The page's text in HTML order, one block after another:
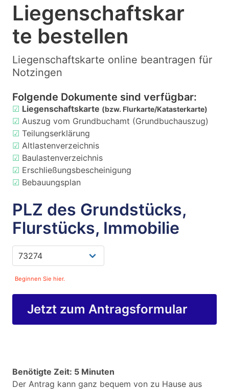
Liegenschaftskar
te bestellen
Liegenschaftskarte online beantragen für
Notzingen
Folgende Dokumente sind verfügbar:
☑ Liegenschaftskarte (bzw. Flurkarte/Katasterkarte)
☑ Auszug vom Grundbuchamt (Grundbuchauszug)
☑ Teilungserklärung
☑ Altlastenverzeichnis
☑ Baulastenverzeichnis
☑ Erschließungsbescheinigung
☑ Bebauungsplan
PLZ des Grundstücks,
Flurstücks, Immobilie
Beginnen Sie hier.
Jetzt zum Antragsformular
Benötigte Zeit: 5 Minuten
Der Antrag kann ganz bequem von zu Hause aus